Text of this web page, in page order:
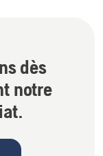
dès
notre